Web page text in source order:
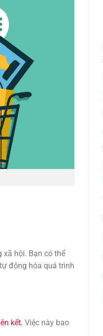
hội. Bạn có thể
động hóa quá trình
kết. Việc này bao